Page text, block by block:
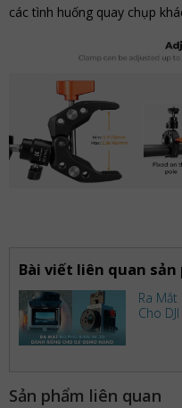
các tình huống quay chụp
Bài viết liên quan sản
Ra Mắt
Cho
Sản phẩm liên quan